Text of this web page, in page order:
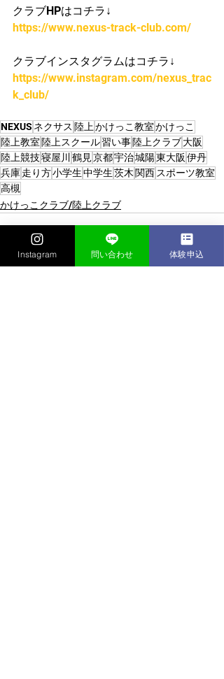
クラブHPはコチラ↓
https://www.nexus-track-club.com/
クラブインスタグラムはコチラ↓
https://www.instagram.com/nexus_trac
k_club/
NEXUS ネクサス 陸上かけっこ教室かけっこ
陸上教室 陸上スクール習い事陸上クラブ大阪
陸上競技寝屋川 鶴見京都宇治城陽東大阪 伊丹
兵庫走り方小学生中学生茨木 関西 スポーツ教室
高槻
かけっこクラブ/陸上クラブ
Instagram 問い合わせ 体験申込